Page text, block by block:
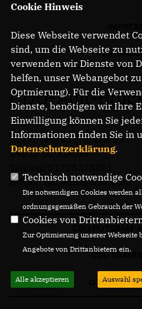
ALT
BERLIN
Ich bin
CDU-Amt-
In den langen Stücken 23
14822 Borkheide
E-Mail: holgerm@mac.com
CDU
CDU
Cookie Hinweis
Diese Webseite verwendet
sind, um die Webseite zu
verwenden wir Dienste von
helfen, unser Webangebot
Optmierung). Für die
Dienste, benötigen wir Ihre
Einwilligung können Sie
Informationen finden Sie in
Datenschutzerklärung.
Technisch notwendige
Die notwendigen Cookies werden
ordnungsgemäßen Gebrauch der
Cookies von
Zur Optimierung unserer Webseite
Angebote von Drittanbietern ein.
Alle akzeptieren Auswahl